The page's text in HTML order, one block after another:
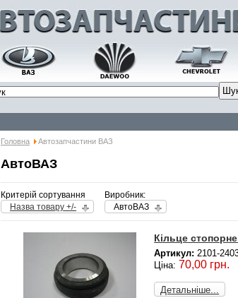
Головна Автозапчастини ВАЗ
АвтоВАЗ
Критерій сортування
Назва товару +/-
Виробник:
АвтоВАЗ
Кільце
Артикул: 2101-
Ціна: 70,00 грн.
Детальніше...